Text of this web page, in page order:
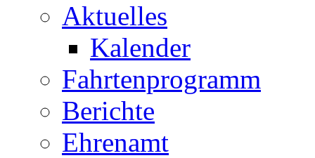
Aktuelles
Kalender
Fahrtenprogramm
Berichte
Ehrenamt